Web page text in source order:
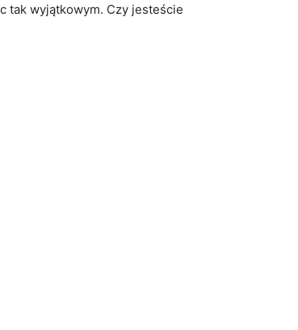
tak wyjątkowym. Czy jesteście